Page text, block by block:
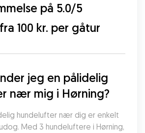
på 5.0/5
100 kr. per gåtur
jeg en pålidelig
nær mig i Hørning?
hundelufter nær dig er enkelt
Med 3 hundeluftere i Hørning,